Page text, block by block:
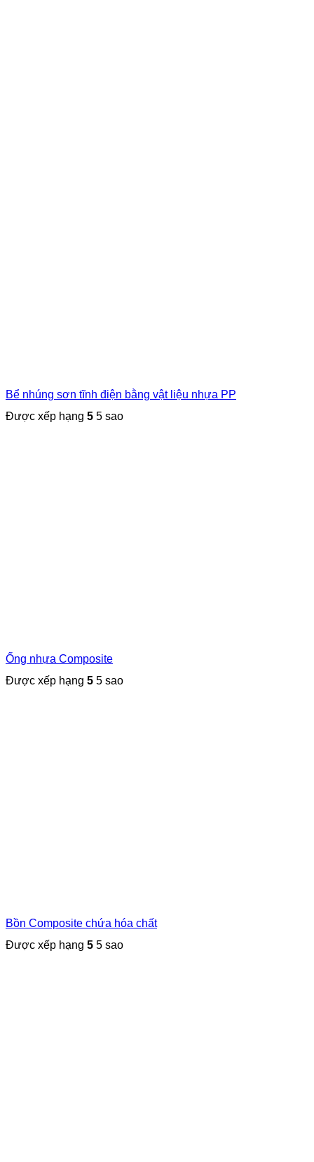
Bể nhúng sơn tĩnh điện bằng vật liệu nhựa PP
Được xếp hạng 5 5 sao
Ống nhựa Composite
Được xếp hạng 5 5 sao
Bồn Composite chứa hóa chất
Được xếp hạng 5 5 sao